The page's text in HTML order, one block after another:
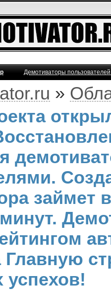
Демотиваторы
»
займет
Главную
успехов!